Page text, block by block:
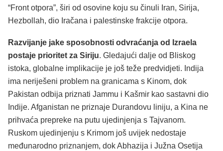
“Front otpora”, širi od osovine koju su činuli Iran, Sirija,
Hezbollah, dio Iračana i palestinske frakcije otpora.
Razvijanje jake sposobnosti odvraćanja od Izraela
postaje prioritet za Siriju. Gledajući dalje od Bliskog
istoka, globalne implikacije je još teže predvidjeti. Indija
ima neriješeni problem na granicama s Kinom, dok
Pakistan odbija priznati Jammu i Kašmir kao sastavni dio
Indije. Afganistan ne priznaje Durandovu liniju, a Kina ne
prihvaća prepreke na putu ujedinjenja s Tajvanom.
Ruskom ujedinjenju s Krimom još uvijek nedostaje
međunarodno priznanjem, dok Abhazija i Južna Osetija